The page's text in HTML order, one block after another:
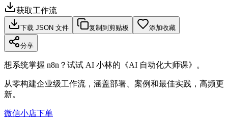
获取工作流
下载 JSON 文件 复制到剪贴板 添加收藏
分享
想系统掌握 n8n？试试 AI 小林的《AI 自动化大师课》。
从零构建企业级工作流，涵盖部署、案例和最佳实践，高频更
新。
微信小店下单